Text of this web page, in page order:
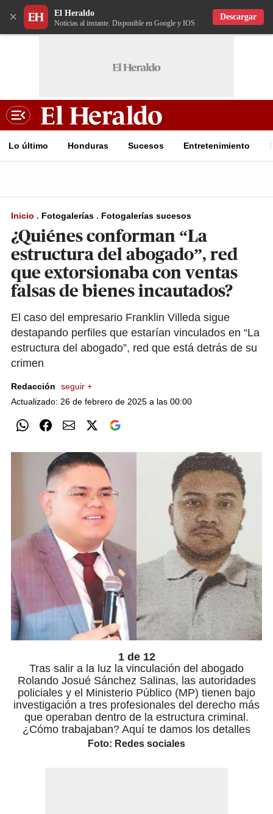
× El Heraldo
Noticias al instante. Disponible en Google y IOS
Descargar
Lo último Honduras Sucesos Entretenimiento
Inicio . Fotogalerías . Fotogalerías sucesos
¿Quiénes conforman “La
estructura del abogado”, red
que extorsionaba con ventas
falsas de bienes incautados?
El caso del empresario Franklin Villeda sigue
destapando perfiles que estarían vinculados en “La
estructura del abogado”, red que está detrás de su
crimen
Redacción
seguir +
Actualizado: 26 de febrero de 2025 a las 00:00
1 de 12
Tras salir a la luz la vinculación del abogado
Rolando Josué Sánchez Salinas, las autoridades
policiales y el Ministerio Público (MP) tienen bajo
investigación a tres profesionales del derecho más
que operaban dentro de la estructura criminal.
¿Cómo trabajaban? Aquí te damos los detalles
Foto: Redes sociales